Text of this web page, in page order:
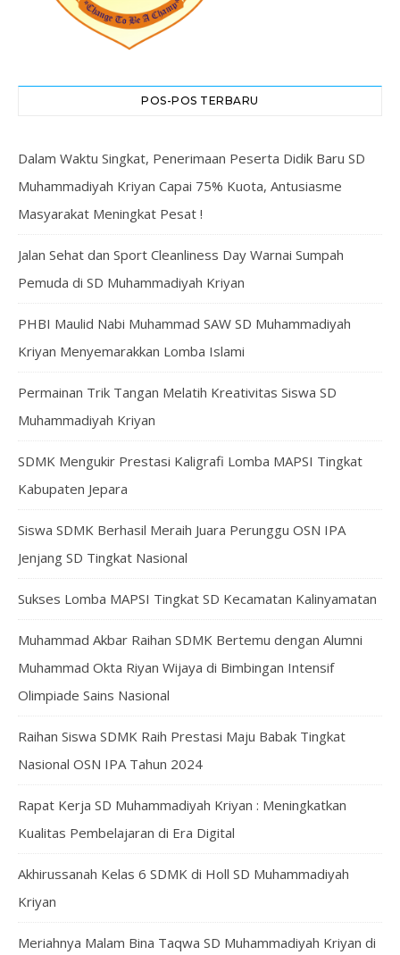
POS-POS TERBARU
Dalam Waktu Singkat, Penerimaan Peserta Didik Baru SD
Muhammadiyah Kriyan Capai 75% Kuota, Antusiasme
Masyarakat Meningkat Pesat !
Jalan Sehat dan Sport Cleanliness Day Warnai Sumpah
Pemuda di SD Muhammadiyah Kriyan
PHBI Maulid Nabi Muhammad SAW SD Muhammadiyah
Kriyan Menyemarakkan Lomba Islami
Permainan Trik Tangan Melatih Kreativitas Siswa SD
Muhammadiyah Kriyan
SDMK Mengukir Prestasi Kaligrafi Lomba MAPSI Tingkat
Kabupaten Jepara
Siswa SDMK Berhasil Meraih Juara Perunggu OSN IPA
Jenjang SD Tingkat Nasional
Sukses Lomba MAPSI Tingkat SD Kecamatan Kalinyamatan
Muhammad Akbar Raihan SDMK Bertemu dengan Alumni
Muhammad Okta Riyan Wijaya di Bimbingan Intensif
Olimpiade Sains Nasional
Raihan Siswa SDMK Raih Prestasi Maju Babak Tingkat
Nasional OSN IPA Tahun 2024
Rapat Kerja SD Muhammadiyah Kriyan : Meningkatkan
Kualitas Pembelajaran di Era Digital
Akhirussanah Kelas 6 SDMK di Holl SD Muhammadiyah
Kriyan
Meriahnya Malam Bina Taqwa SD Muhammadiyah Kriyan di